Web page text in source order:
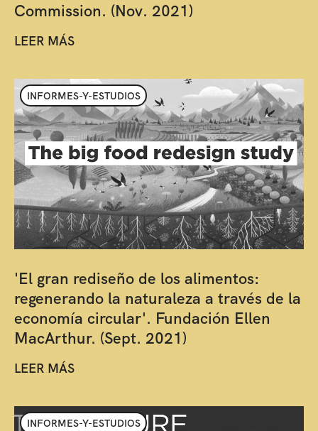
Commission. (Nov. 2021)
LEER MÁS
INFORMES-Y-ESTUDIOS
'El gran rediseño de los alimentos:
regenerando la naturaleza a través de la
economía circular'. Fundación Ellen
MacArthur. (Sept. 2021)
LEER MÁS
INFORMES-Y-ESTUDIOS